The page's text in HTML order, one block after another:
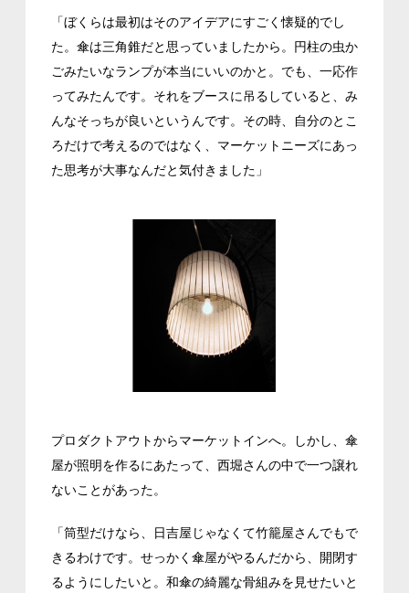
「ぼくらは最初はそのアイデアにすごく懐疑的でし
た。傘は三角錐だと思っていましたから。円柱の虫か
ごみたいなランプが本当にいいのかと。でも、一応作
ってみたんです。それをブースに吊るしていると、み
んなそっちが良いというんです。その時、自分のとこ
ろだけで考えるのではなく、マーケットニーズにあっ
た思考が大事なんだと気付きました」
プロダクトアウトからマーケットインへ。しかし、傘
屋が照明を作るにあたって、西堀さんの中で一つ譲れ
ないことがあった。
「筒型だけなら、日吉屋じゃなくて竹籠屋さんでもで
きるわけです。せっかく傘屋がやるんだから、開閉す
るようにしたいと。和傘の綺麗な骨組みを見せたいと